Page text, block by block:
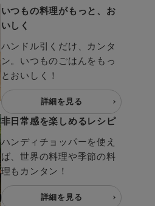
いつもの料理がもっと、お
いしく
ハンドル引くだけ、カンタ
ン。いつものごはんをもっ
とおいしく！
詳細を見る
非日常感を楽しめるレシピ
ハンディチョッパーを使え
ば、世界の料理や季節の料
理もカンタン！
詳細を見る